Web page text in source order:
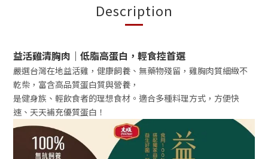
Description
益活雞清胸肉｜低脂高蛋白，輕食控首選
嚴選台灣在地益活雞，健康飼養、無藥物殘留，雞胸肉質細緻不
乾柴，富含高品質蛋白質與營養，
是健身族、輕飲食者的理想食材。適合多種料理方式，方便快
速、天天補充優質蛋白！